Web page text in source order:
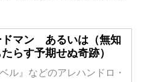
ドマン あるいは（無知
らす予期せぬ奇跡）
ベル』などのアレハンドロ・